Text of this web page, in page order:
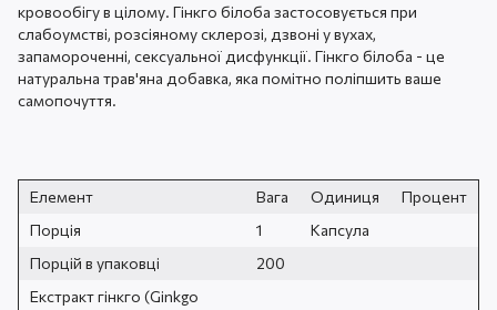
кровообігу в цілому. Гінкго білоба застосовується при
слабоумстві, розсіяному склерозі, дзвоні у вухах,
запамороченні, сексуальної дисфункції. Гінкго білоба - це
натуральна трав'яна добавка, яка помітно поліпшить ваше
самопочуття.
Елемент Вага Одиниця
Процент
Порція
1
Капсула
Порцій в упаковці
200
Екстракт гінкго (Ginkgo